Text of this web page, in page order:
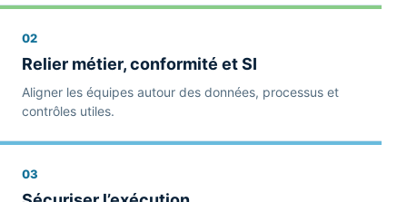
02
Relier métier, conformité et SI
Aligner les équipes autour des données, processus et
contrôles utiles.
03